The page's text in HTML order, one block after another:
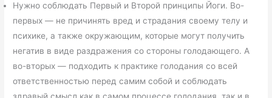
Нужно соблюдать Первый и Второй принципы Йоги. Во-
первых — не причинять вред и страдания своему телу и
психике, а также окружающим, которые могут получить
негатив в виде раздражения со стороны голодающего. А
во-вторых — подходить к практике голодания со всей
ответственностью перед самим собой и соблюдать
здравый смысл как в самом процессе голодания, так и в